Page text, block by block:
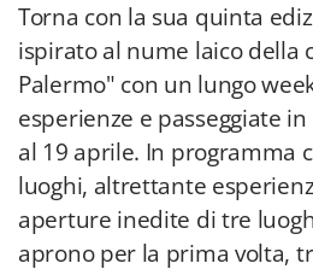
Torna con la sua quinta
ispirato al nume laico della
Palermo" con un lungo
esperienze e passeggiate
al 19 aprile. In programma
luoghi, altrettante
aperture inedite di tre
aprono per la prima volta,